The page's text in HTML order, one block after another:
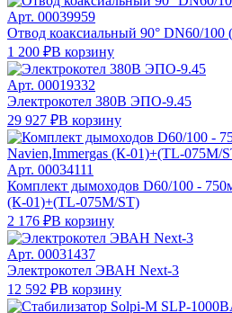
Арт. 00039959
Отвод коаксиальный 90° DN60/
1 200 ₽В корзину
Арт. 00019332
Электрокотел 380В ЭПО-9.45
29 927 ₽В корзину
Арт. 00034111
Комплект дымоходов D60/100 -
(К-01)+(TL-075M/ST)
2 176 ₽В корзину
Арт. 00031437
Электрокотел ЭВАН Next-3
12 592 ₽В корзину